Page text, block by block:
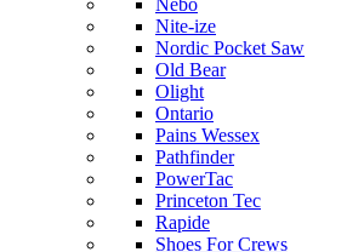
Nebo
Nite-ize
Nordic Pocket Saw
Old Bear
Olight
Ontario
Pains Wessex
Pathfinder
PowerTac
Princeton Tec
Rapide
Shoes For Crews